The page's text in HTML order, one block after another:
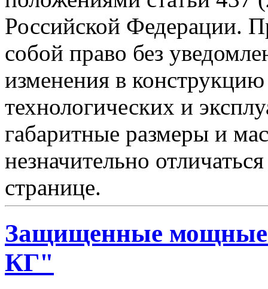
Российской Федерации.
собой право без
изменения в
технологических и
габаритные размеры и
незначительно
странице.
Защищенные
КГ"